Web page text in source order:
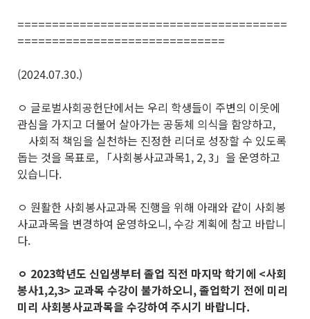
=======================================
==============================
(2024.07.30.)
ㅇ 글로벌사회공헌단에서는 우리 학생들이 주변의 이웃에
관심을 가지고 더불어 살아가는 공동체 의식을 함양하고,
사회적 책임을 실천하는 진정한 리더로 성장할 수 있도록
돕는 것을 목표로, 「사회봉사교과목1, 2, 3」을 운영하고
있습니다.
ㅇ 원활한 사회봉사교과목 진행을 위해 아래와 같이 사회봉
사교과목을 변경하여 운영하오니, 수강 계획에 참고 바랍니
다.
ㅇ 2023학년도 신입생부터 졸업 직전 마지막 학기에 <사회
봉사1,2,3> 교과목 수강이 불가하오니,졸업학기 전에 미리
미리 사회봉사교과목을 수강하여 주시기 바랍니다.